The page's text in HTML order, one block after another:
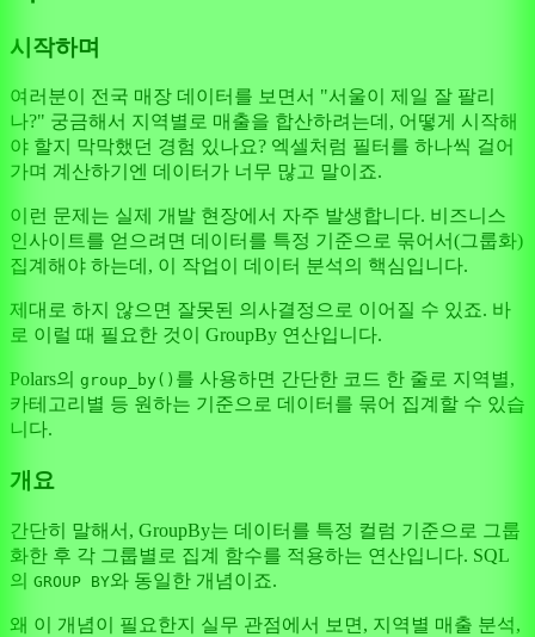
시작하며
여러분이 전국 매장 데이터를 보면서 "서울이 제일 잘 팔리
나?" 궁금해서 지역별로 매출을 합산하려는데, 어떻게 시작해
야 할지 막막했던 경험 있나요? 엑셀처럼 필터를 하나씩 걸어
가며 계산하기엔 데이터가 너무 많고 말이죠.
이런 문제는 실제 개발 현장에서 자주 발생합니다. 비즈니스
인사이트를 얻으려면 데이터를 특정 기준으로 묶어서(그룹화)
집계해야 하는데, 이 작업이 데이터 분석의 핵심입니다.
제대로 하지 않으면 잘못된 의사결정으로 이어질 수 있죠. 바
로 이럴 때 필요한 것이 GroupBy 연산입니다.
Polars의 group_by() 를 사용하면 간단한 코드 한 줄로 지역별,
카테고리별 등 원하는 기준으로 데이터를 묶어 집계할 수 있습
니다.
개요
간단히 말해서, GroupBy는 데이터를 특정 컬럼 기준으로 그룹
화한 후 각 그룹별로 집계 함수를 적용하는 연산입니다. SQL
의 GROUP BY와 동일한 개념이죠.
왜 이 개념이 필요한지 실무 관점에서 보면, 지역별 매출 분석,